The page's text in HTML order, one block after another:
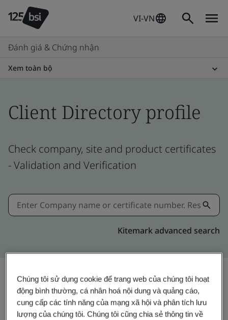
VI-VN
Đánh giá & Chứng nhận
Xem toàn bộ
Client Directory profile
Check company, site and product certificates
- Validation and Verification
Kitemark advanced search
Chia sẻ: Nâng cấp
Chúng tôi sử dụng cookie để trang web của chúng tôi hoạt
động bình thường, cá nhân hoá nội dung và quảng cáo,
cung cấp các tính năng của mạng xã hội và phân tích lưu
lượng của chúng tôi. Chúng tôi cũng chia sẻ thông tin về